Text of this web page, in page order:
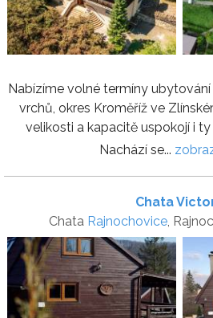
Nabízíme volné termíny
vrchů, okres Kroměříž ve
velikosti a kapacitě uspokojí i ty
Nachází se...
Chata
Chata Rajnochovice ,